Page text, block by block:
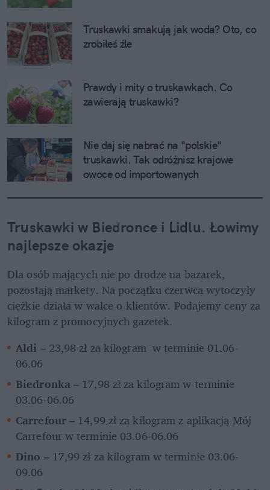
Truskawki smakują jak woda? Oto, co
zrobiłeś źle
Prawdy i mity o truskawkach. Co
zawierają truskawki?
Nie daj się nabrać na "polskie"
truskawki. Tak odróżnisz krajowe
owoce od importowanych
Truskawki w Biedronce i Lidlu. Łowimy
najlepsze okazje
Dla osób mających nie po drodze na bazarek,
pozostają markety. Na początku czerwca wytoczyły
ciężkie działa w walce o klientów. Podajemy ceny za
kilogram z promocyjnych gazetek.
Aldi – 23,98 zł za kilogram  w terminie 01.06-
06.06
Biedronka – 17,98 zł za kilogram w terminie
03.06-06.06
Carrefour – 14,99 zł za kilogram z aplikacją Mój
Carrefour w terminie 03.06-06.06
Dino – 17,99 zł za kilogram w terminie 03.06-
09.06